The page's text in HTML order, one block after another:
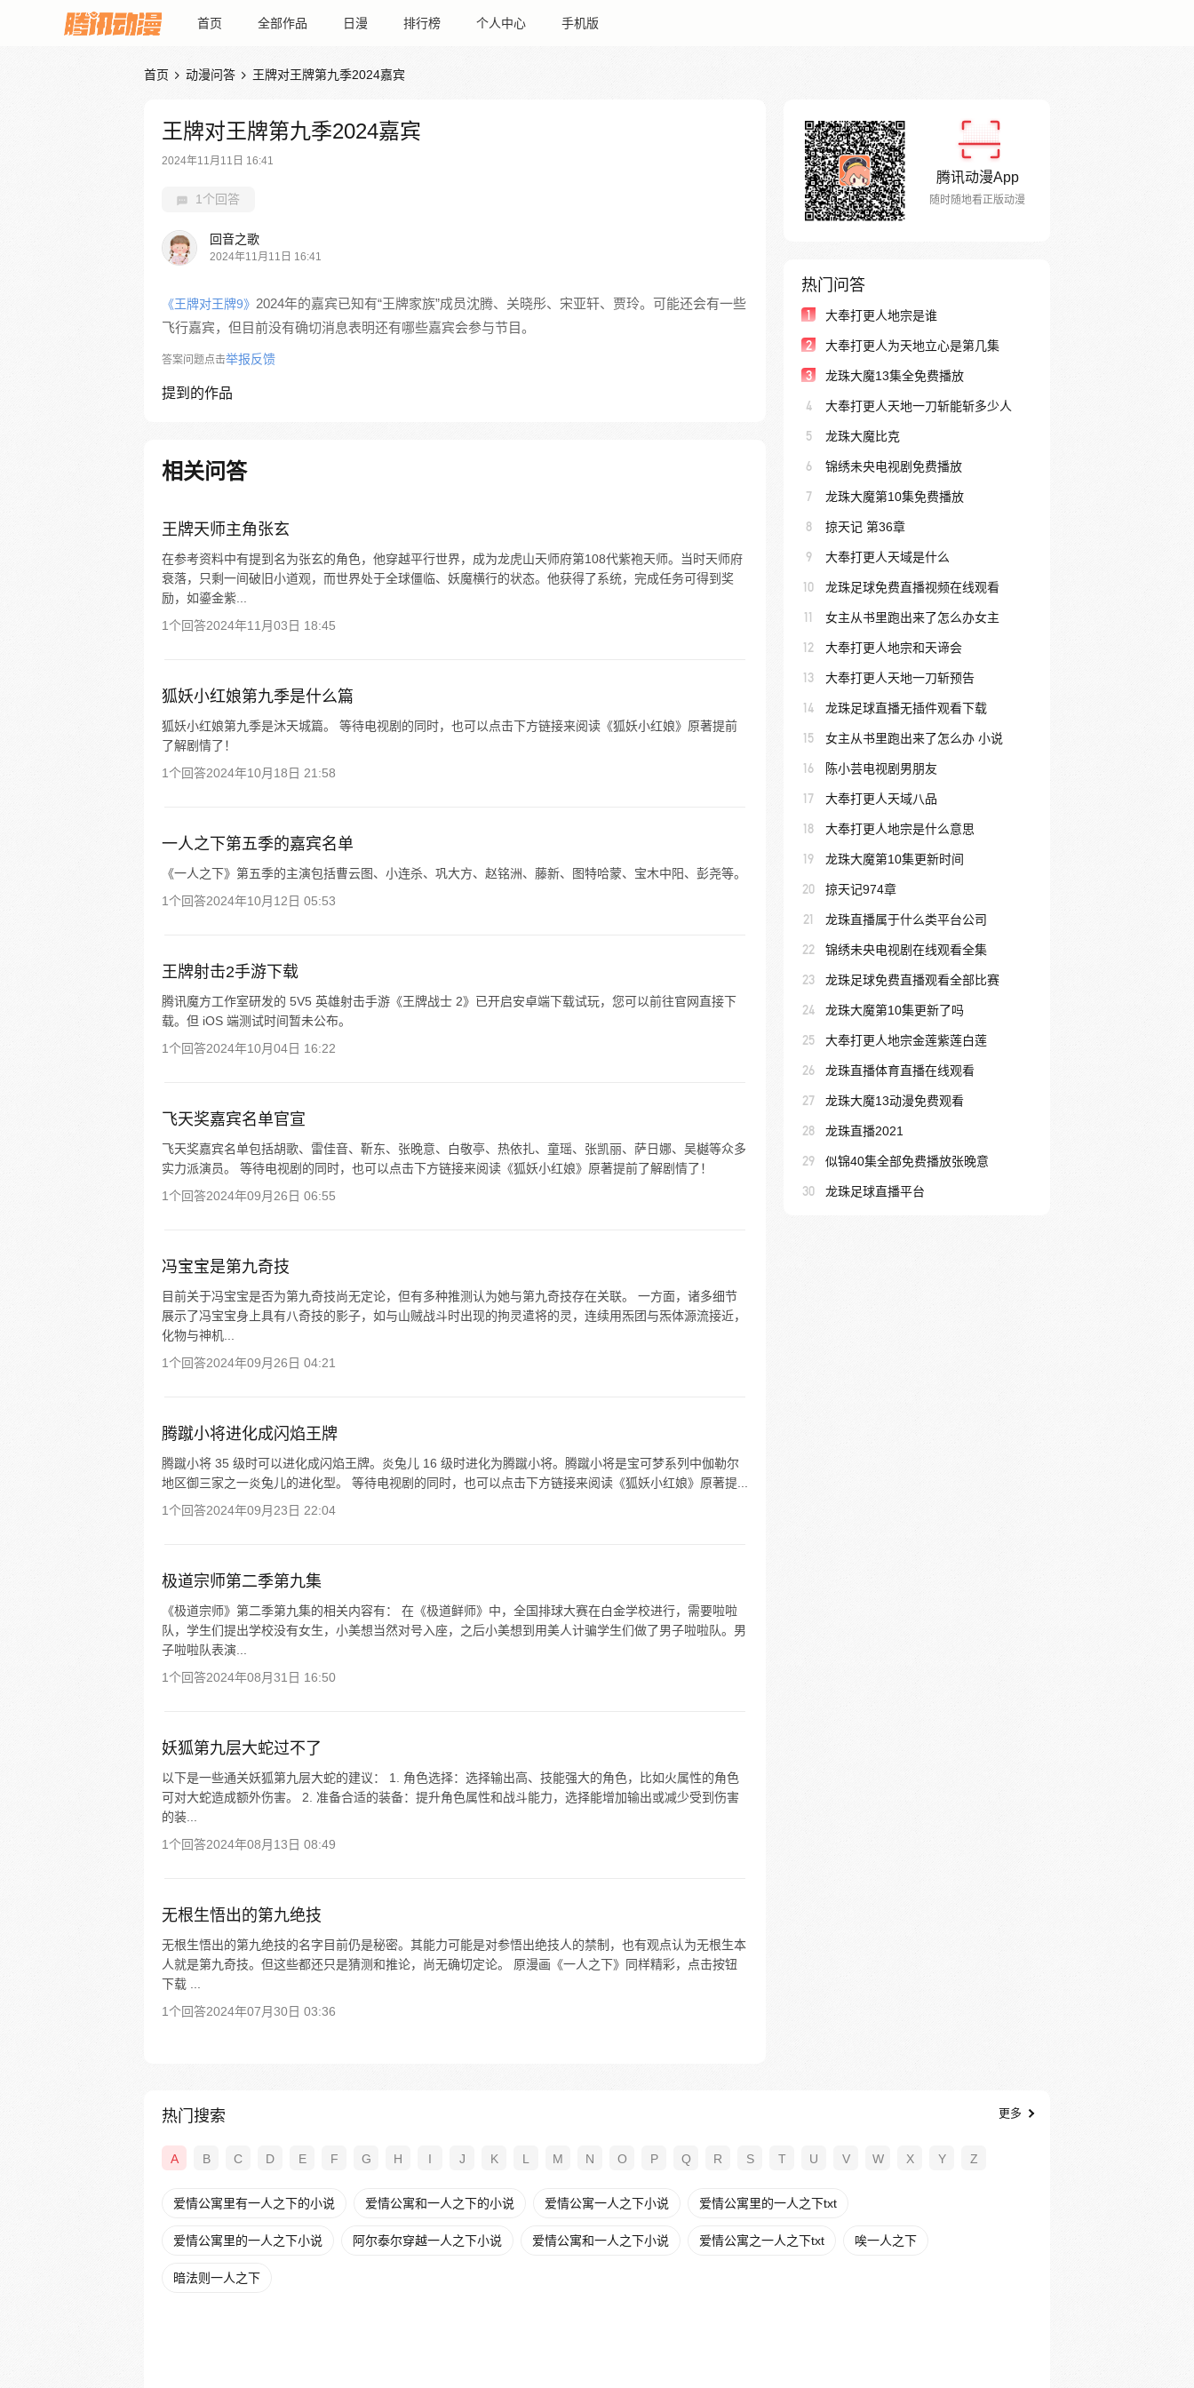
首页 全部作品 日漫 排行榜 个人中心 手机版
首页  动漫问答  王牌对王牌第九季2024嘉宾
王牌对王牌第九季2024嘉宾
2024年11月11日 16:41
1个回答
回音之歌
2024年11月11日 16:41
《王牌对王牌9》 2024年的嘉宾已知有“王牌家族”成员沈腾、关晓彤、宋亚轩、贾玲。可能还会有一些
飞行嘉宾，但目前没有确切消息表明还有哪些嘉宾会参与节目。
答案问题点击举报反馈
提到的作品
相关问答
王牌天师主角张玄
在参考资料中有提到名为张玄的角色，他穿越平行世界，成为龙虎山天师府第108代紫袍天师。当时天师府
衰落，只剩一间破旧小道观，而世界处于全球僵临、妖魔横行的状态。他获得了系统，完成任务可得到奖
励，如鎏金紫...
1个回答2024年11月03日 18:45
狐妖小红娘第九季是什么篇
狐妖小红娘第九季是沐天城篇。 等待电视剧的同时，也可以点击下方链接来阅读《狐妖小红娘》原著提前
了解剧情了！
1个回答2024年10月18日 21:58
一人之下第五季的嘉宾名单
《一人之下》第五季的主演包括曹云图、小连杀、巩大方、赵铭洲、藤新、图特哈蒙、宝木中阳、彭尧等。
1个回答2024年10月12日 05:53
王牌射击2手游下载
腾讯魔方工作室研发的 5V5 英雄射击手游《王牌战士 2》已开启安卓端下载试玩，您可以前往官网直接下
载。但 iOS 端测试时间暂未公布。
1个回答2024年10月04日 16:22
飞天奖嘉宾名单官宣
飞天奖嘉宾名单包括胡歌、雷佳音、靳东、张晚意、白敬亭、热依扎、童瑶、张凯丽、萨日娜、吴樾等众多
实力派演员。 等待电视剧的同时，也可以点击下方链接来阅读《狐妖小红娘》原著提前了解剧情了！
1个回答2024年09月26日 06:55
冯宝宝是第九奇技
目前关于冯宝宝是否为第九奇技尚无定论，但有多种推测认为她与第九奇技存在关联。 一方面，诸多细节
展示了冯宝宝身上具有八奇技的影子，如与山贼战斗时出现的拘灵遣将的灵，连续用炁团与炁体源流接近，
化物与神机...
1个回答2024年09月26日 04:21
腾蹴小将进化成闪焰王牌
腾蹴小将 35 级时可以进化成闪焰王牌。炎兔儿 16 级时进化为腾蹴小将。腾蹴小将是宝可梦系列中伽勒尔
地区御三家之一炎兔儿的进化型。 等待电视剧的同时，也可以点击下方链接来阅读《狐妖小红娘》原著提...
1个回答2024年09月23日 22:04
极道宗师第二季第九集
《极道宗师》第二季第九集的相关内容有： 在《极道鲜师》中，全国排球大赛在白金学校进行，需要啦啦
队，学生们提出学校没有女生，小美想当然对号入座，之后小美想到用美人计骗学生们做了男子啦啦队。男
子啦啦队表演...
1个回答2024年08月31日 16:50
妖狐第九层大蛇过不了
以下是一些通关妖狐第九层大蛇的建议： 1. 角色选择：选择输出高、技能强大的角色，比如火属性的角色
可对大蛇造成额外伤害。 2. 准备合适的装备：提升角色属性和战斗能力，选择能增加输出或减少受到伤害
的装...
1个回答2024年08月13日 08:49
无根生悟出的第九绝技
无根生悟出的第九绝技的名字目前仍是秘密。其能力可能是对参悟出绝技人的禁制，也有观点认为无根生本
人就是第九奇技。但这些都还只是猜测和推论，尚无确切定论。 原漫画《一人之下》同样精彩，点击按钮
下载 ...
1个回答2024年07月30日 03:36
腾讯动漫App
随时随地看正版动漫
热门问答
1 大奉打更人地宗是谁
2 大奉打更人为天地立心是第几集
3 龙珠大魔13集全免费播放
4 大奉打更人天地一刀斩能斩多少人
5 龙珠大魔比克
6 锦绣未央电视剧免费播放
7 龙珠大魔第10集免费播放
8 掠天记 第36章
9 大奉打更人天域是什么
10 龙珠足球免费直播视频在线观看
11 女主从书里跑出来了怎么办女主
12 大奉打更人地宗和天谛会
13 大奉打更人天地一刀斩预告
14 龙珠足球直播无插件观看下载
15 女主从书里跑出来了怎么办 小说
16 陈小芸电视剧男朋友
17 大奉打更人天域八品
18 大奉打更人地宗是什么意思
19 龙珠大魔第10集更新时间
20 掠天记974章
21 龙珠直播属于什么类平台公司
22 锦绣未央电视剧在线观看全集
23 龙珠足球免费直播观看全部比赛
24 龙珠大魔第10集更新了吗
25 大奉打更人地宗金莲紫莲白莲
26 龙珠直播体育直播在线观看
27 龙珠大魔13动漫免费观看
28 龙珠直播2021
29 似锦40集全部免费播放张晚意
30 龙珠足球直播平台
热门搜索 更多
A B C D E F G H I J K L M N O P Q R S T U V W X Y Z
爱情公寓里有一人之下的小说 爱情公寓和一人之下的小说 爱情公寓一人之下小说 爱情公寓里的一人之下txt
爱情公寓里的一人之下小说 阿尔泰尔穿越一人之下小说 爱情公寓和一人之下小说 爱情公寓之一人之下txt 唉一人之下
暗法则一人之下